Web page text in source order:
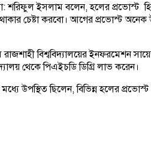
ইসলাম বলেন, হলের প্রভোস্ট
চেষ্টা করবো। আগের প্রভোস্ট অনেক
বিশ্ববিদ্যালয়ের ইনফরমেশন
থেকে পিএইচডি ডিগ্রি লাভ করেন।
মধ্যে উপস্থিত ছিলেন, বিভিন্ন হলের